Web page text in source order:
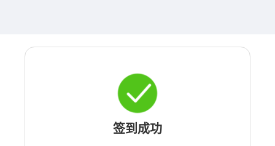
签到成功